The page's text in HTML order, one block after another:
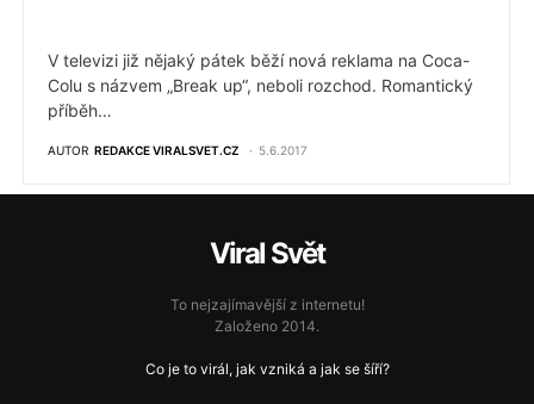
V televizi již nějaký pátek běží nová reklama na Coca-
Colu s názvem „Break up“, neboli rozchod. Romantický
příběh…
AUTOR REDAKCE VIRALSVET.CZ 5.6.2017
Viral Svět
To nejzajímavější z internetu!
Založeno 2014.
Co je to virál, jak vzniká a jak se šíří?